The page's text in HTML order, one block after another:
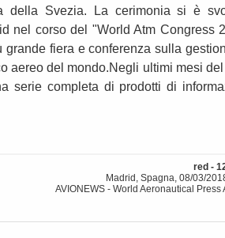
della Svezia. La cerimonia si è
nel corso del "World Atm Congress
grande fiera e conferenza sulla
aereo del mondo.Negli ultimi mesi
serie completa di prodotti di
red -
Madrid, Spagna, 08/03/
AVIONEWS - World Aeronautical Press